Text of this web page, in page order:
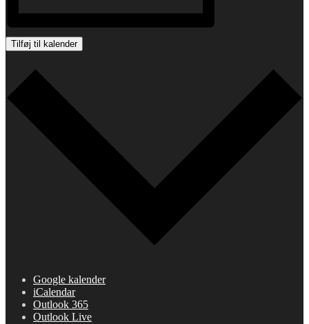
Tilføj til kalender
Google kalender
iCalendar
Outlook 365
Outlook Live